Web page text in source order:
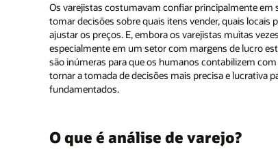
Os varejistas costumavam confiar principalmente em
tomar decisões sobre quais itens vender, quais
ajustar os preços. E, embora os varejistas muitas
especialmente em um setor com margens de lucro
são inúmeras para que os humanos contabilizem
tornar a tomada de decisões mais precisa e lucrativa
fundamentados.
O que é análise de varejo?